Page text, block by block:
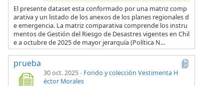
El presente dataset esta conformado por una matriz comp
arativa y un listado de los anexos de los planes regionales d
e emergencia. La matriz comparativa comprende los instru
mentos de Gestión del Riesgo de Desastres vigentes en Chil
e a octubre de 2025 de mayor jerarquía (Política N...
prueba
30 oct. 2025- Fondo y colección Vestimenta H
éctor Morales